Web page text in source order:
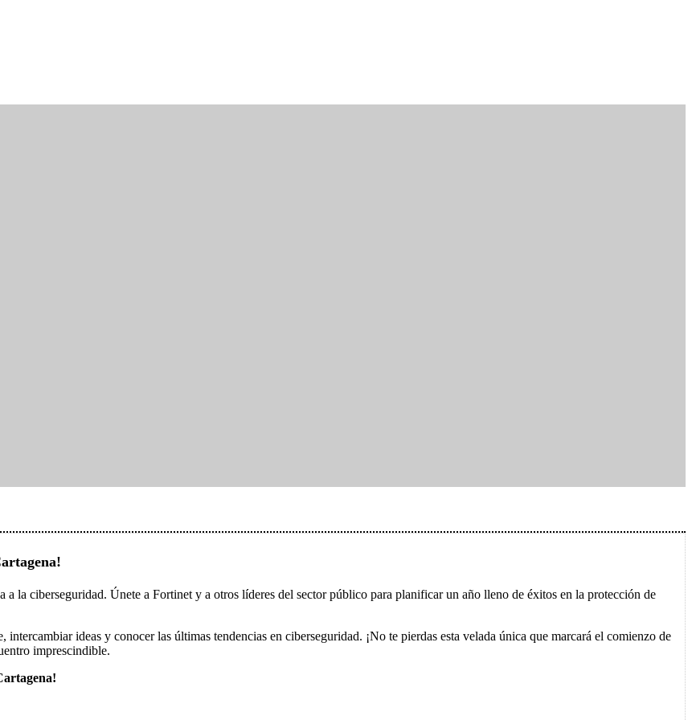
la ciberseguridad. Únete a Fortinet y a otros líderes del sector público para planificar un año lleno de éxitos en la protección de
ideas y conocer las últimas tendencias en ciberseguridad. ¡No te pierdas esta velada única que marcará el comienzo de
imprescindible.